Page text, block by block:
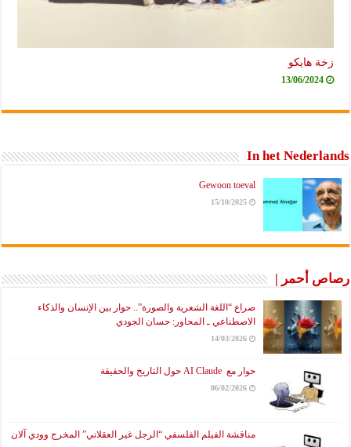
زخة هايكو
13/06/2024
In het Nederlands
Gewoon toeval
15/10/2025
رصاص أحمر |
صراع “اللغة الشعرية والصورة”.. حوار بين الإنسان والذكاء
الاصطناعي ـ المحاور: حسان الجودي
14/03/2026
حوار مع AI Claude حول التاريخ والحقيقة
06/02/2026
مناقشة الفيلم الفلسفي “الرجل غير العقلاني” المخرج وودي آلان